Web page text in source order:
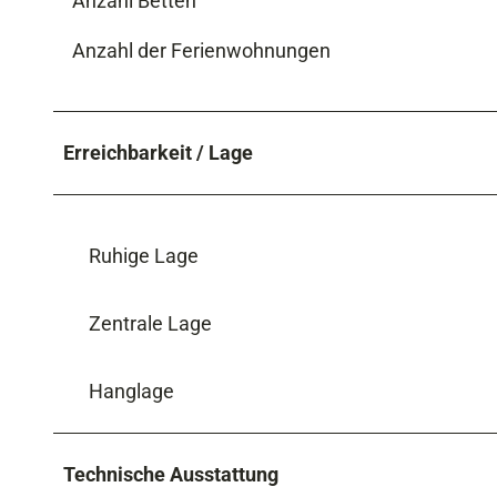
Anzahl der Ferienwohnungen
Erreichbarkeit / Lage
Ruhige Lage
Zentrale Lage
Hanglage
Technische Ausstattung